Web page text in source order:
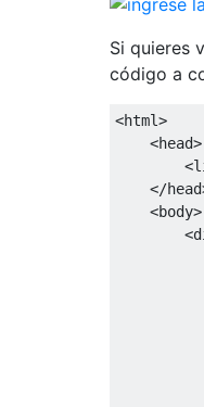
Si quieres
código a
<html>
<head>
</
<body>